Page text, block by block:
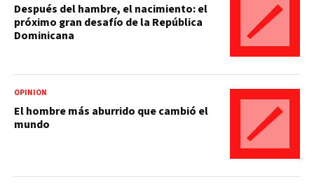
Después del hambre, el nacimiento: el
próximo gran desafío de la República
Dominicana
OPINIÓN
El hombre más aburrido que cambió el
mundo